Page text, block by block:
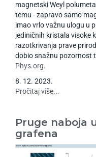
magnetski Weyl
temu - zapravo samo
imao vrlo važnu ulogu u
jediničnih kristala visoke
razotkrivanja prave
dobio snažnu pozornost
Phys.org.
8. 12. 2023.
Pročitaj više...
Pruge naboja
grafena